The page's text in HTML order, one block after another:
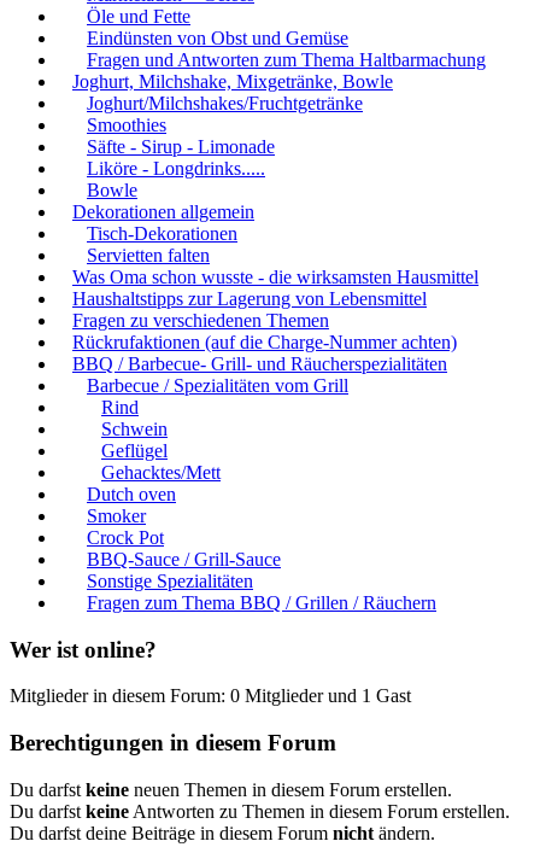
Öle und Fette
Eindünsten von Obst und Gemüse
Fragen und Antworten zum Thema Haltbarmachung
Joghurt, Milchshake, Mixgetränke, Bowle
Joghurt/Milchshakes/Fruchtgetränke
Smoothies
Säfte - Sirup - Limonade
Liköre - Longdrinks.....
Bowle
Dekorationen allgemein
Tisch-Dekorationen
Servietten falten
Was Oma schon wusste - die wirksamsten Hausmittel
Haushaltstipps zur Lagerung von Lebensmittel
Fragen zu verschiedenen Themen
Rückrufaktionen (auf die Charge-Nummer achten)
BBQ / Barbecue- Grill- und Räucherspezialitäten
Barbecue / Spezialitäten vom Grill
Rind
Schwein
Geflügel
Gehacktes/Mett
Dutch oven
Smoker
Crock Pot
BBQ-Sauce / Grill-Sauce
Sonstige Spezialitäten
Fragen zum Thema BBQ / Grillen / Räuchern
Wer ist online?
Mitglieder in diesem Forum: 0 Mitglieder und 1 Gast
Berechtigungen in diesem Forum
Du darfst keine neuen Themen in diesem Forum erstellen.
Du darfst keine Antworten zu Themen in diesem Forum erstellen.
Du darfst deine Beiträge in diesem Forum nicht ändern.